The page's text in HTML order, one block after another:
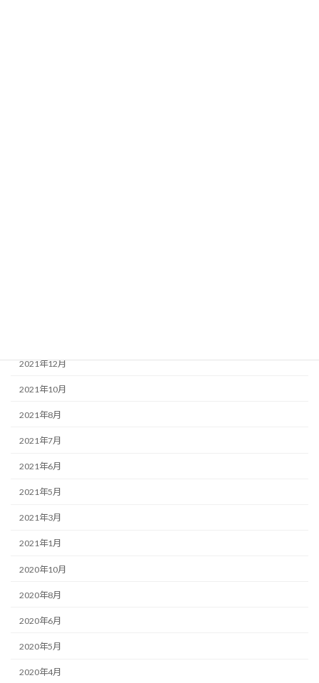
2021年12月
2021年10月
2021年8月
2021年7月
2021年6月
2021年5月
2021年3月
2021年1月
2020年10月
2020年8月
2020年6月
2020年5月
2020年4月